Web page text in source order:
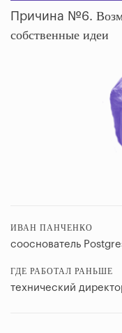
Причина №6.
собственные идеи
ИВАН ПАНЧЕНКО
сооснователь
ГДЕ РАБОТАЛ РАНЬШЕ
технический